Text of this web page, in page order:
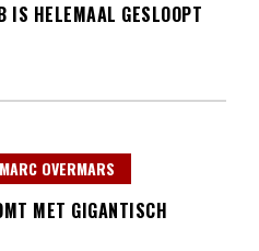
IS HELEMAAL GESLOOPT
MARC OVERMARS
MET GIGANTISCH